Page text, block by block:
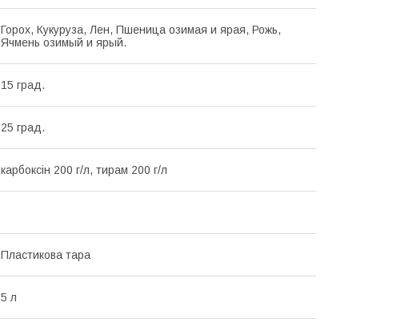
Горох, Кукуруза, Лен, Пшеница озимая и ярая, Рожь,
Ячмень озимый и ярый.
15 град.
25 град.
карбоксін 200 г/л, тирам 200 г/л
Пластикова тара
5 л